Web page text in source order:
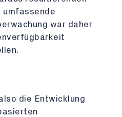
umfassende
war daher
die Entwicklung